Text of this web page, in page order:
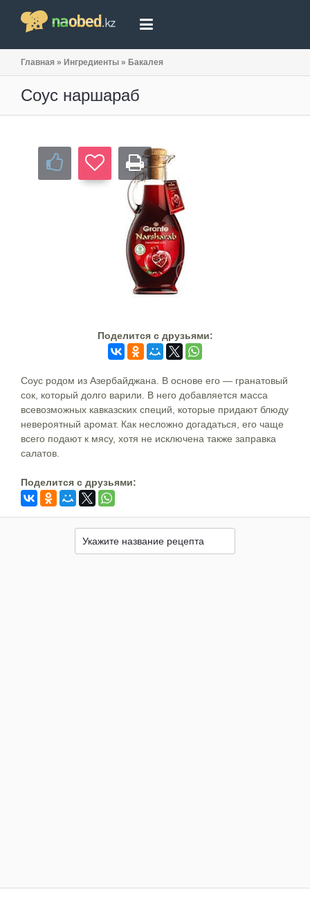
Главная » Ингредиенты » Бакалея
Соус наршараб
Поделится c друзьями:
Соус родом из Азербайджана. В основе его — гранатовый
сок, который долго варили. В него добавляется масса
всевозможных кавказских специй, которые придают блюду
невероятный аромат. Как несложно догадаться, его чаще
всего подают к мясу, хотя не исключена также заправка
салатов.
Поделится c друзьями: